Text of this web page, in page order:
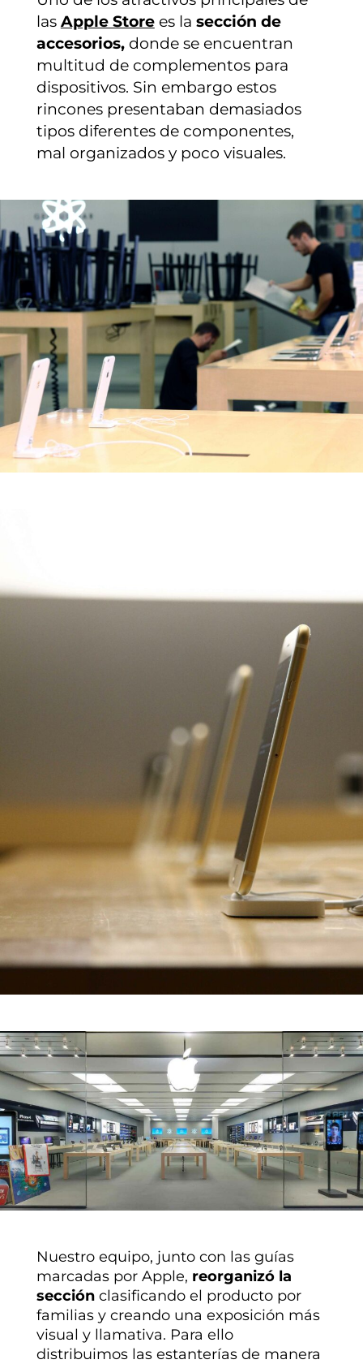
las Apple Storees la sección de
accesorios,donde se encuentran
multitud de complementos para
dispositivos. Sin embargo estos
rincones presentaban demasiados
tipos diferentes de componentes,
mal organizados y poco visuales.
Nuestro equipo, junto con las guías
marcadas por Apple, reorganizó la
secciónclasificando el producto por
familias y creando una exposición más
visual y llamativa. Para ello
distribuimos las estanterías de manera